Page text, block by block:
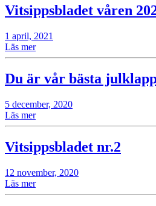
Vitsippsbladet våren
1 april, 2021
Läs mer
Du är vår bästa
5 december, 2020
Läs mer
Vitsippsbladet nr.2
12 november, 2020
Läs mer